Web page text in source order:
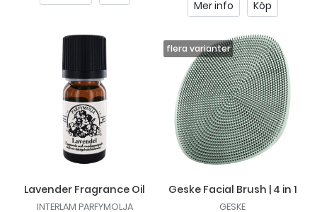
Mer info Köp
Lavender Fragrance Oil
INTERLAM PARFYMOLJA
Geske Facial Brush | 4 in 1
GESKE